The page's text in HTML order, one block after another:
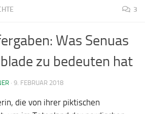
3
Was Senuas
zu bedeuten hat
· 9. FEBRUAR 2018
die von ihrer piktischen